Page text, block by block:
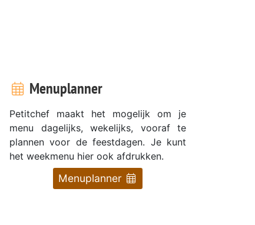
Menuplanner
Petitchef maakt het mogelijk om je
menu dagelijks, wekelijks, vooraf te
plannen voor de feestdagen. Je kunt
het weekmenu hier ook afdrukken.
Menuplanner